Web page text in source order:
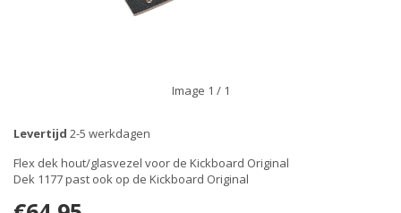
Image 1 / 1
Levertijd 2-5 werkdagen
Flex dek hout/glasvezel voor de Kickboard Original
Dek 1177 past ook op de Kickboard Original